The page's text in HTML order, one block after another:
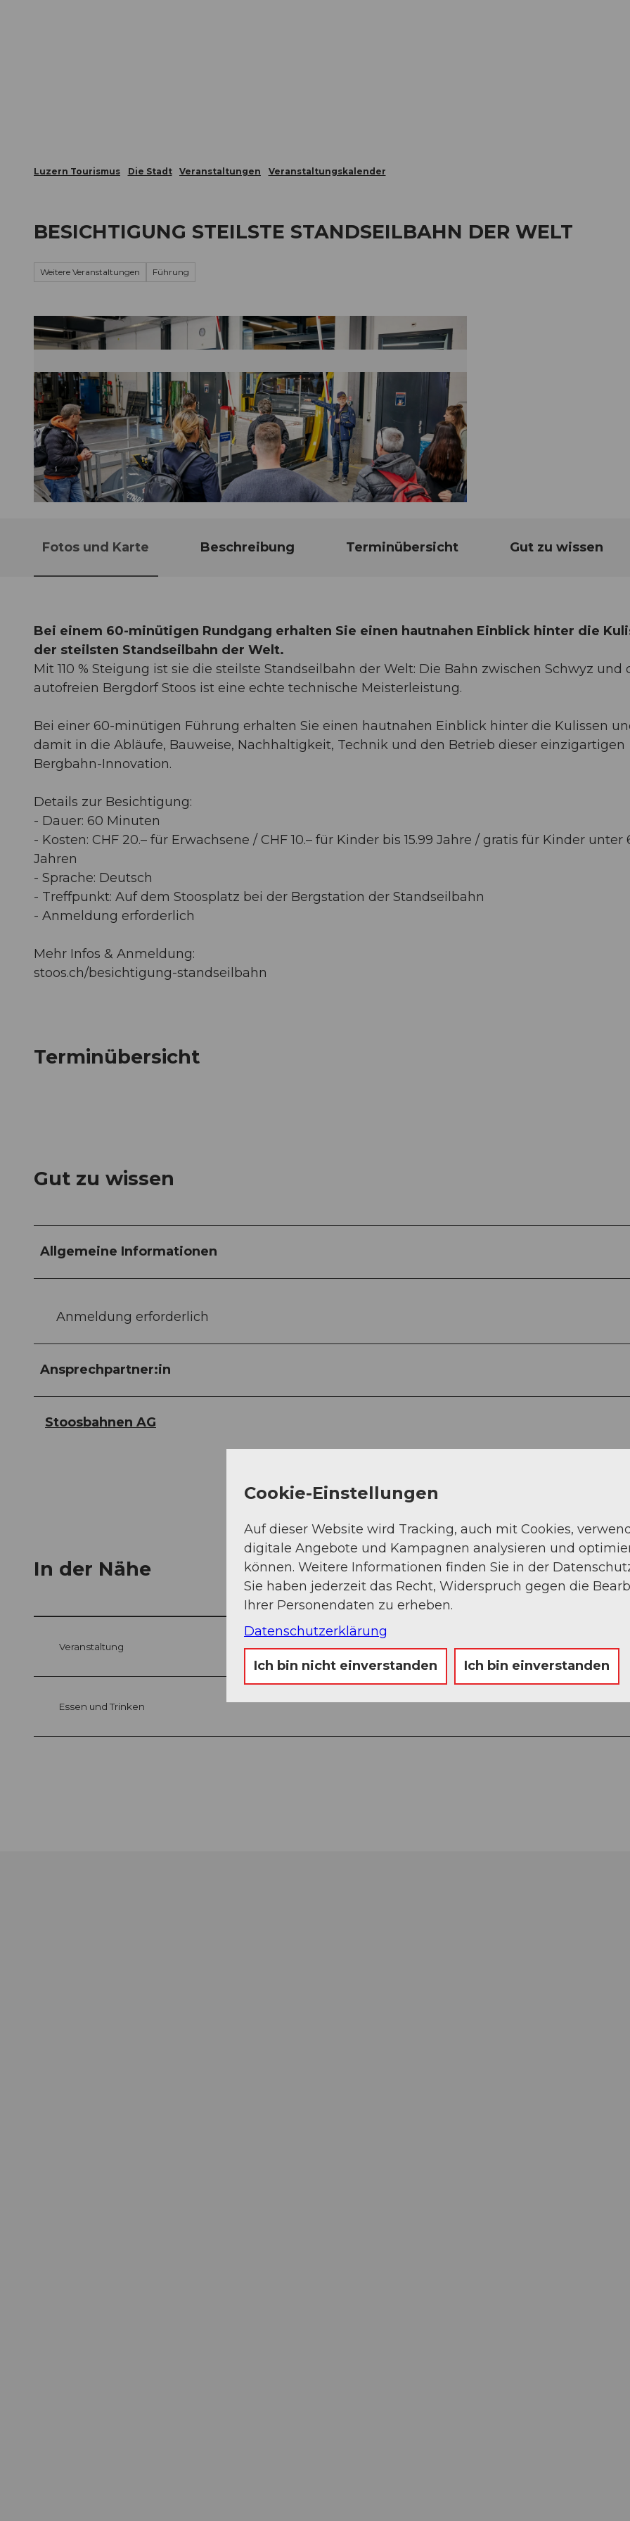
Luzern Tourismus Die Stadt Veranstaltungen Veranstaltungskalender
BESICHTIGUNG STEILSTE STANDSEILBAHN DER WELT
Weitere Veranstaltungen Führung
Fotos und Karte Beschreibung Terminübersicht Gut zu wissen
Bei einem 60-minütigen Rundgang erhalten Sie einen hautnahen Einblick hinter die
der steilsten Standseilbahn der Welt.
Mit 110 % Steigung ist sie die steilste Standseilbahn der Welt: Die Bahn zwischen Schwyz und
autofreien Bergdorf Stoos ist eine echte technische Meisterleistung.
Bei einer 60-minütigen Führung erhalten Sie einen hautnahen Einblick hinter die Kulissen
damit in die Abläufe, Bauweise, Nachhaltigkeit, Technik und den Betrieb dieser einzigartigen
Bergbahn-Innovation.
Details zur Besichtigung:
- Dauer: 60 Minuten
- Kosten: CHF 20.– für Erwachsene / CHF 10.– für Kinder bis 15.99 Jahre / gratis für Kinder unter
Jahren
- Sprache: Deutsch
- Treffpunkt: Auf dem Stoosplatz bei der Bergstation der Standseilbahn
- Anmeldung erforderlich
Mehr Infos & Anmeldung:
stoos.ch/besichtigung-standseilbahn
Terminübersicht
Gut zu wissen
Allgemeine Informationen
Anmeldung erforderlich
Ansprechpartner:in
Stoosbahnen AG
In der Nähe Auf der Karte
Veranstaltung
Essen und Trinken
Cookie-Einstellungen
Auf dieser Website wird Tracking, auch mit Cookies,
digitale Angebote und Kampagnen analysieren und
können. Weitere Informationen finden Sie in der
Sie haben jederzeit das Recht, Widerspruch gegen die
Ihrer Personendaten zu erheben.
Datenschutzerklärung
Ich bin nicht einverstanden Ich bin einverstanden